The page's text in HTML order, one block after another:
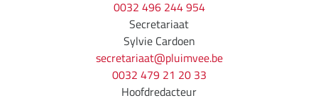
0032 496 244 954
Secretariaat
Sylvie Cardoen
secretariaat@pluimvee.be
0032 479 21 20 33
Hoofdredacteur